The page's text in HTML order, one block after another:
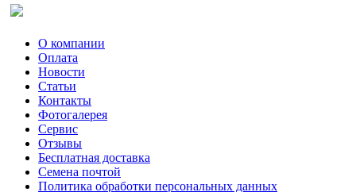
Тмин
Трава для чая
Туласи
Укроп
Фенхель пряный
Хризантема овощная
Цикорий пряный
Цикорий салатный (Витлуф)
Черемша
Шпинат
О компании
Оплата
Новости
Статьи
Контакты
Фотогалерея​
Сервис
Отзывы
Бесплатная доставка
Семена почтой
Политика обработки персональных данных